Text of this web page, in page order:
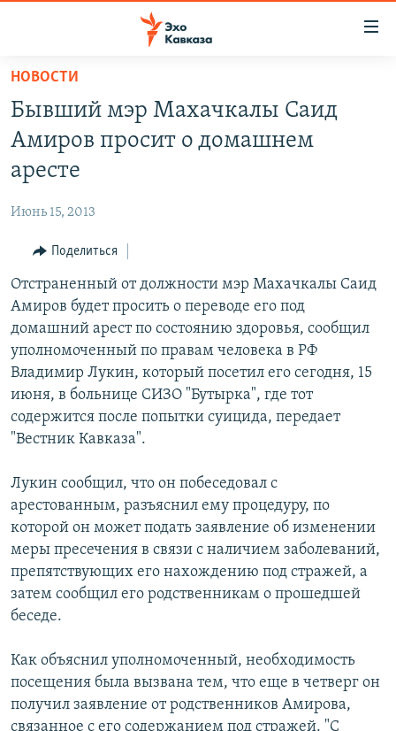
Вернуться
основному
содержанию
Вернутся
главной
Вернутся
поиску
СУХУМИ
ВЕСЬ КАВКАЗ
СЕВЕРНЫЙ КАВКАЗ
АРМЕНИЯ
АЗЕРБАЙДЖАН
ТЕМЫ
ПОЛИТИКА
ЭКОНОМИКА
ОБЩЕСТВО
КУЛЬТУРА
СПОРТ
МИР
РУБРИКИ
НЕКРУГЛЫЙ СТОЛ
ГОСТЬ НЕДЕЛИ
ПОЗИЦИЯ
БЛОГИ
ГОЛОСА
ЧИТАЕМ ПРЕССУ
МУЛЬТИМЕДИА
ВИДЕО
ФОТО
АУДИО
ПОДКАСТЫ
АРХИВ РАДИОПРОГРАММЫ
ПРИСОЕДИНЯЙТЕСЬ!
Все сайты РСЕ/РС
НОВОСТИ
Бывший мэр Махачкалы Саид
Амиров просит о домашнем
аресте
Июнь 15, 2013
Поделиться
Отстраненный от должности мэр Махачкалы Саид
Амиров будет просить о переводе его под
домашний арест по состоянию здоровья, сообщил
уполномоченный по правам человека в РФ
Владимир Лукин, который посетил его сегодня, 15
июня, в больнице СИЗО "Бутырка", где тот
содержится после попытки суицида, передает
"Вестник Кавказа".
Лукин сообщил, что он побеседовал с
арестованным, разъяснил ему процедуру, по
которой он может подать заявление об изменении
меры пресечения в связи с наличием заболеваний,
препятствующих его нахождению под стражей, а
затем сообщил его родственникам о прошедшей
беседе.
Как объяснил уполномоченный, необходимость
посещения была вызвана тем, что еще в четверг он
получил заявление от родственников Амирова,
связанное с его содержанием под стражей. "С